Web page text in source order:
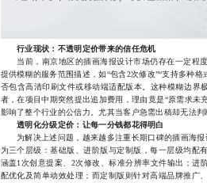
行业现状：不透明定价带来的信任危机
当前，南京地区的插画海报设计市场仍存在一定程
提供模糊的服务范围描述，如“包含2次修改”“支持多种
否包含高清印刷文件或移动端适配版本。这种模糊边界
者，在项目中期突然提出追加费用，理由竟是“原需求未
影响了整个行业的公信力。尤其当客户急需出稿却无法
透明化分级定价：让每一分钱都花得明白
为解决上述问题，越来越多注重长期口碑的插画海报
为三个层级：基础版、进阶版与定制版，每一层级均配
涵盖1次创意提案、2次修改、标准分辨率文件输出；进
配优化及简单动效处理；而定制版则针对高端品牌推广